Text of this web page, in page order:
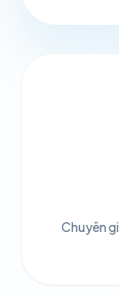
Chuyên